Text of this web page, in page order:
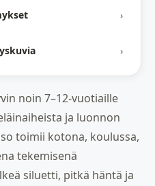
›
›
noin 7–12-vuotiaille
ja luonnon
toimii kotona, koulussa,
tekemisenä
siluetti, pitkä häntä ja